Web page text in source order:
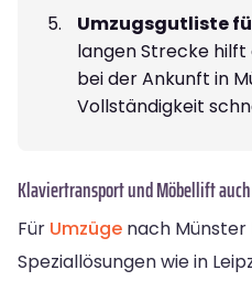
Umzugsgutliste
langen Strecke
bei der Ankunft in
Vollständigkeit
Klaviertransport und Möbellift
Für Umzüge nach
Speziallösungen wie in